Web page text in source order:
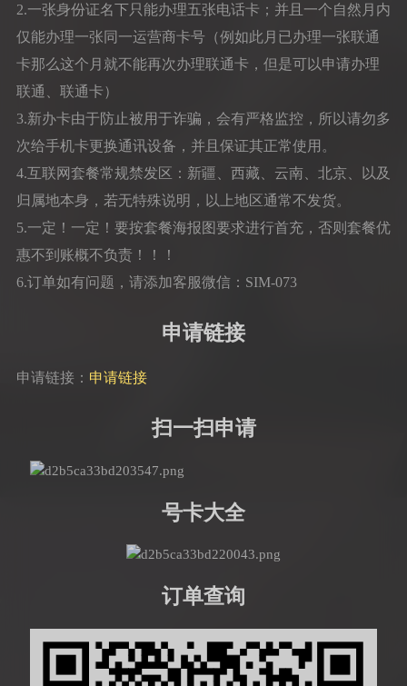
2.一张身份证名下只能办理五张电话卡；并且一个自然月内
仅能办理一张同一运营商卡号（例如此月已办理一张联通
卡那么这个月就不能再次办理联通卡，但是可以申请办理
联通、联通卡）
3.新办卡由于防止被用于诈骗，会有严格监控，所以请勿多
次给手机卡更换通讯设备，并且保证其正常使用。
4.互联网套餐常规禁发区：新疆、西藏、云南、北京、以及
归属地本身，若无特殊说明，以上地区通常不发货。
5.一定！一定！要按套餐海报图要求进行首充，否则套餐优
惠不到账概不负责！！！
6.订单如有问题，请添加客服微信：SIM-073
申请链接
申请链接： 申请链接
扫一扫申请
号卡大全
订单查询